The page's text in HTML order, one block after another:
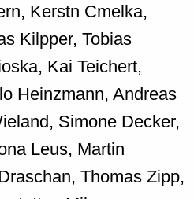
Kerstn Cmelka,
Kilpper, Tobias
Kai Teichert,
Heinzmann, Andreas
Simone Decker,
Leus, Martin
Thomas Zipp,